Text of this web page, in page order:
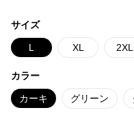
サイズ
L XL 2XL
カラー
カーキ グリーン